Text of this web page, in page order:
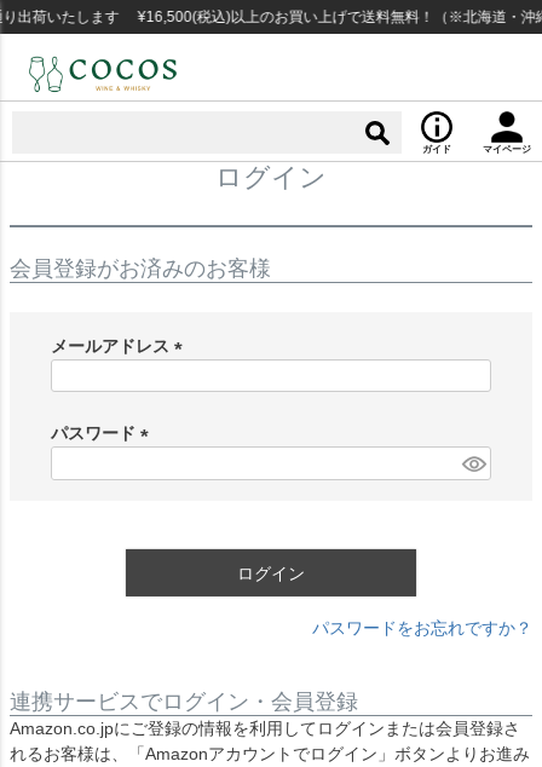
出荷いたします ¥16,500(税込)以上のお買い上げで送料無料！（※北海道・沖
ガイド マイページ
ログイン
会員登録がお済みのお客様
メールアドレス
)
パスワード
ログイン
パスワードをお忘れですか？
連携サービスでログイン・会員登録
Amazon.co.jpにご登録の情報を利用してログインまたは会員登録さ
れるお客様は、「Amazonアカウントでログイン」ボタンよりお進み